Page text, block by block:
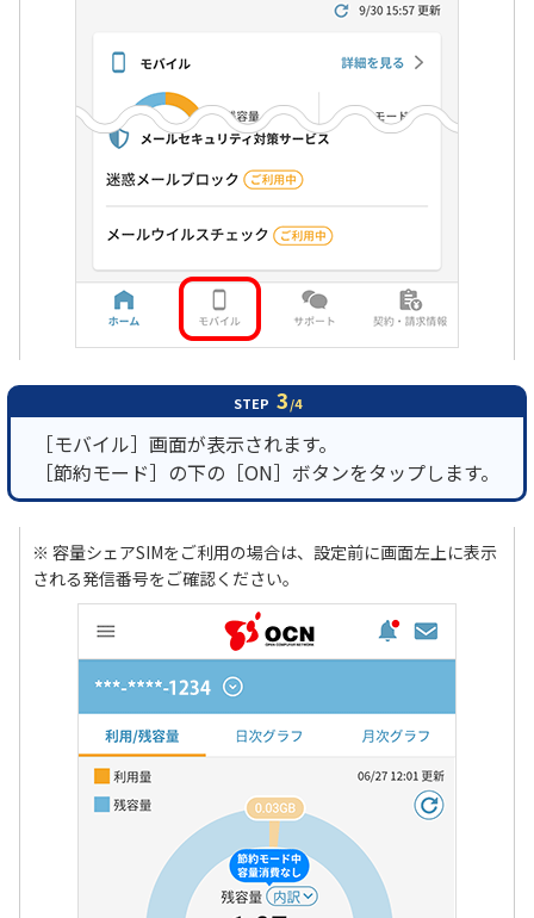
STEP 3/4
［モバイル］画面が表示されます。
［節約モード］の下の［ON］ボタンをタップします。
※ 容量シェアSIMをご利用の場合は、設定前に画面左上に表示
される発信番号をご確認ください。